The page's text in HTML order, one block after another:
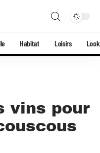
Habitat Loisirs Look
vins pour